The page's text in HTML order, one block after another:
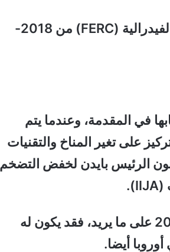
ماكنامي هو الرئيس السابق للجنة تنظيم الطاقة الفيدرالية (FERC) من 2018-
في المقدمة، وعندما يتم
على تغير المناخ والتقنيات
أيضا إلى إلغاء قانون الرئيس بايدن لخفض التضخم
إذا فاز ترامب في الانتخابات، وحصل مشروع 2025 على ما يريد، فقد يكون له
أيضا.